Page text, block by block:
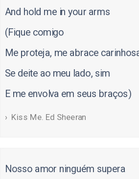
And hold me in your arms
(Fique comigo
Me proteja, me abrace
Se deite ao meu lado, sim
E me envolva em seus braços)
Kiss Me. Ed Sheeran
Nosso amor ninguém supera